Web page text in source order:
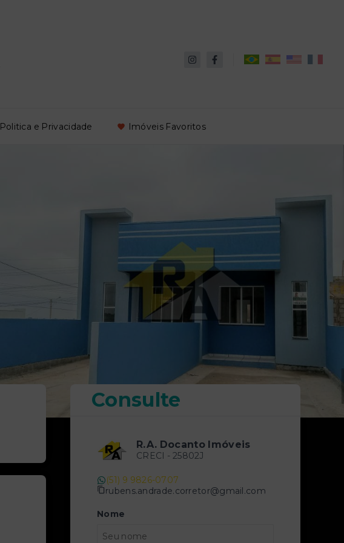
Politica e Privacidade Imóveis Favoritos
Consulte
R.A. Docanto Imóveis
CRECI - 25802J
(51) 9 9826-0707
rubens.andrade.corretor@gmail.com
Nome